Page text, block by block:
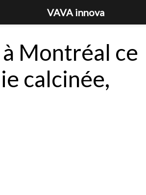
Montréal ce
calcinée,
VAVA innova